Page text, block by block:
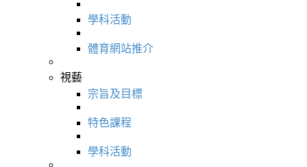
學科活動
體育網站推介
視藝
宗旨及目標
特色課程
學科活動